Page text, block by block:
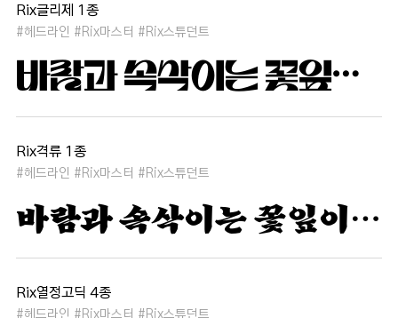
Rix글리제 1종
#헤드라인 #Rix마스터 #Rix스튜던트
바람과 속삭이는 꽃잎이 춤추듯 하늘을 날아 새처럼 꿈은 자유롭고 별빛처럼 빛나 새벽의 고요함 속에서 겨울 눈처럼 순수한 열정은 봄을 부른다
Rix격류 1종
#헤드라인 #Rix마스터 #Rix스튜던트
바람과 속삭이는 꽃잎이 춤추듯 하늘을 날아 새처럼 꿈은 자유롭고 별빛처럼 빛나 새벽의 고요함 속에서 겨울 눈처럼 순수한 열정은 봄을 부른다
Rix열정고딕 4종
#헤드라인 #Rix마스터 #Rix스튜던트